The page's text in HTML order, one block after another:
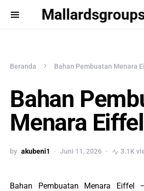
Beranda Bahan Pembuatan Menara
Bahan
Menara Eiffel
by akubeni1 Juni 11, 2026 3.1K
Bahan Pembuatan Menara Eiffel